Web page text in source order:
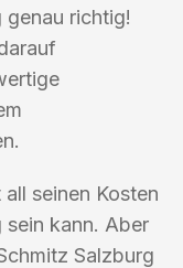
genau richtig!
seinen Kosten
sein kann. Aber
Salzburg